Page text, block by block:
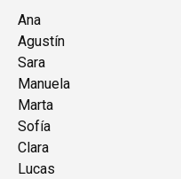
Ana
Agustín
Sara
Manuela
Marta
Sofía
Clara
Lucas